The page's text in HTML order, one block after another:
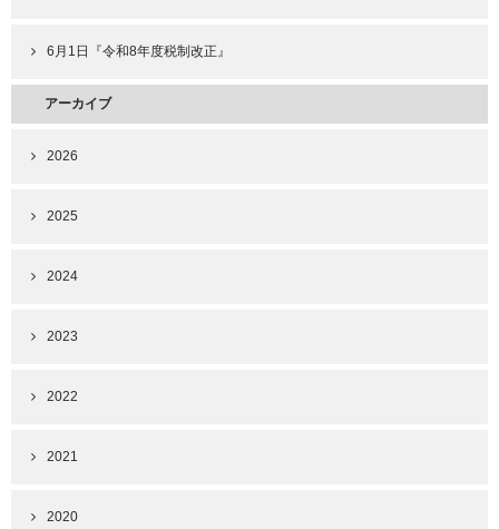
6月1日『令和8年度税制改正』
アーカイブ
2026
2025
2024
2023
2022
2021
2020